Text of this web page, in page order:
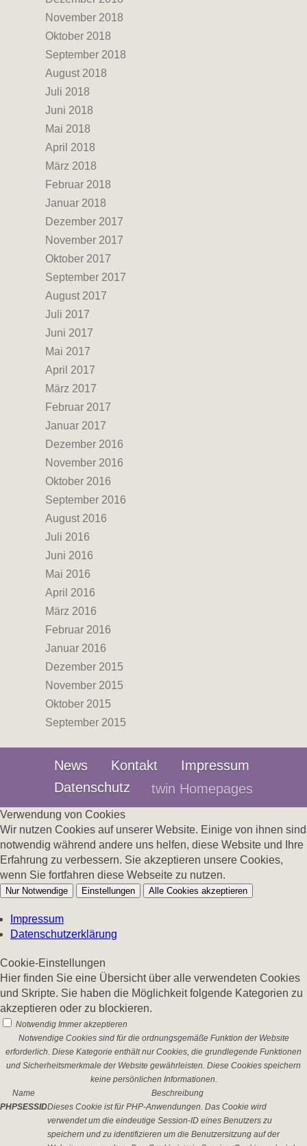
November 2018
Oktober 2018
September 2018
August 2018
Juli 2018
Juni 2018
Mai 2018
April 2018
März 2018
Februar 2018
Januar 2018
Dezember 2017
November 2017
Oktober 2017
September 2017
August 2017
Juli 2017
Juni 2017
Mai 2017
April 2017
März 2017
Februar 2017
Januar 2017
Dezember 2016
November 2016
Oktober 2016
September 2016
August 2016
Juli 2016
Juni 2016
Mai 2016
April 2016
März 2016
Februar 2016
Januar 2016
Dezember 2015
November 2015
Oktober 2015
September 2015
News Kontakt
Impressum
Datenschutz
twin Homepages
Verwendung von Cookies
Wir nutzen Cookies auf unserer Website. Einige von ihnen sind
notwendig während andere uns helfen, diese Website und Ihre
Erfahrung zu verbessern. Sie akzeptieren unsere Cookies,
wenn Sie fortfahren diese Webseite zu nutzen.
Nur Notwendige Einstellungen Alle Cookies akzeptieren
Impressum
Datenschutzerklärung
Cookie-Einstellungen
Hier finden Sie eine Übersicht über alle verwendeten Cookies
und Skripte. Sie haben die Möglichkeit folgende Kategorien zu
akzeptieren oder zu blockieren.
Notwendig Immer akzeptieren
Notwendige Cookies sind für die ordnungsgemäße Funktion der Website
erforderlich. Diese Kategorie enthält nur Cookies, die grundlegende Funktionen
und Sicherheitsmerkmale der Website gewährleisten. Diese Cookies speichern
keine persönlichen Informationen.
Name
Beschreibung
PHPSESSIDDieses Cookie ist für PHP-Anwendungen. Das Cookie wird
verwendet um die eindeutige Session-ID eines Benutzers zu
speichern und zu identifizieren um die Benutzersitzung auf der